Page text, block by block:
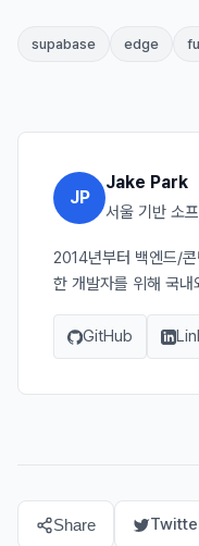
supabase edge
JP
Jake Park
서울 기반 소
2014년부터 백엔드/
한 개발자를 위해 국
GitHub
Share